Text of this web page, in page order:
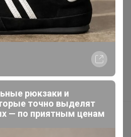
рюкзаки и
точно выделят
— по приятным ценам